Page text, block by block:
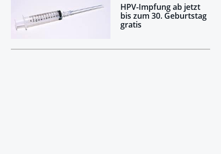
HPV-Impfung ab jetzt
bis zum 30. Geburtstag
gratis